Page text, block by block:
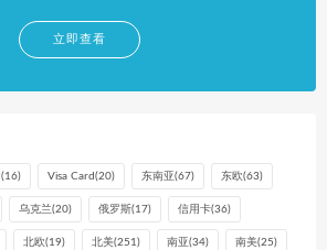
立即查看
(16) Visa Card (20) 东南亚(67) 东欧(63)
乌克兰(20) 俄罗斯(17) 信用卡(36)
北欧(19) 北美(251) 南亚(34) 南美(25)